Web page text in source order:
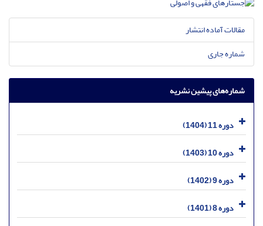
مقالات آماده انتشار
شماره جاری
شماره‌های پیشین نشریه
دوره 11 (1404)
دوره 10 (1403)
دوره 9 (1402)
دوره 8 (1401)